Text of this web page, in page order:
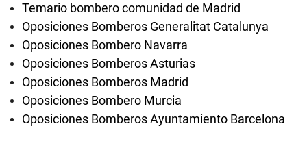
Temario bombero comunidad de Madrid
Oposiciones Bomberos Generalitat Catalunya
Oposiciones Bombero Navarra
Oposiciones Bomberos Asturias
Oposiciones Bomberos Madrid
Oposiciones Bombero Murcia
Oposiciones Bomberos Ayuntamiento Barcelona